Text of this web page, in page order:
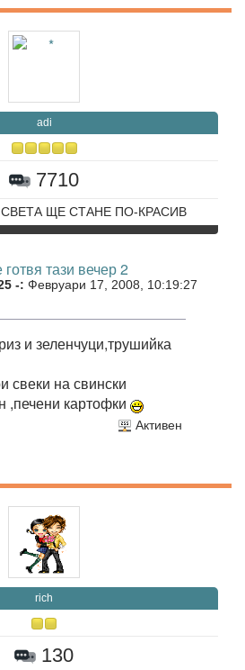
adi
7710
ЩЕ СТАНЕ ПО-КРАСИВ
тази вечер 2
-: Февруари 17, 2008, 10:19:27
и зеленчуци,трушийка
свеки на свински
,печени картофки
Активен
rich
130